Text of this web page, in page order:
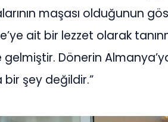
maşası olduğunun
ait bir lezzet olarak
gelmiştir. Dönerin
bir şey değildir.”